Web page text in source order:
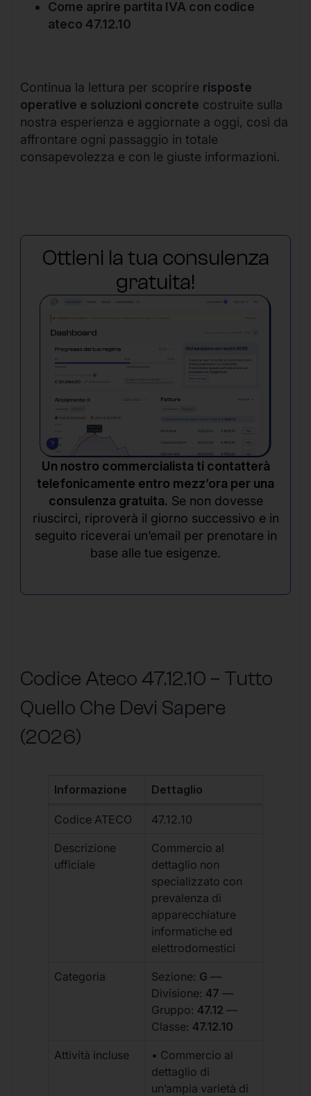
Come aprire partita IVA con codice
ateco 47.12.10
Continua la lettura per scoprire risposte
operative e soluzioni concrete costruite sulla
nostra esperienza e aggiornate a oggi, così da
affrontare ogni passaggio in totale
consapevolezza e con le giuste informazioni.
Ottieni la tua consulenza
gratuita!
Un nostro commercialista ti contatterà
telefonicamente entro mezz’ora per una
consulenza gratuita. Se non dovesse
riuscirci, riproverà il giorno successivo e in
seguito riceverai un’email per prenotare in
base alle tue esigenze.
Codice Ateco 47.12.10 – Tutto
Quello Che Devi Sapere
(2026)
Informazione Dettaglio
Codice ATECO 47.12.10
Descrizione
ufficiale
Commercio al
dettaglio non
specializzato con
prevalenza di
apparecchiature
informatiche ed
elettrodomestici
Categoria Sezione: G —
Divisione: 47 —
Gruppo: 47.12 —
Classe: 47.12.10
Attività incluse
• Commercio al
dettaglio di
un’ampia varietà di